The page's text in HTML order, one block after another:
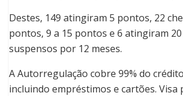
Destes, 149 atingiram 5 pontos, 22
pontos, 9 a 15 pontos e 6 atingiram
suspensos por 12 meses.
A Autorregulação cobre 99% do
incluindo empréstimos e cartões. Visa